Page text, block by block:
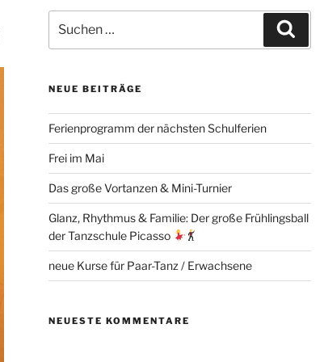
nach:
NEUE BEITRÄGE
Ferienprogramm der nächsten Schulferien
Frei im Mai
Das große Vortanzen & Mini-Turnier
Glanz, Rhythmus & Familie: Der große Frühlingsball
der Tanzschule Picasso
neue Kurse für Paar-Tanz / Erwachsene
NEUESTE KOMMENTARE